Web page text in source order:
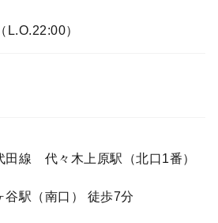
L.O.22:00）
田線 代々木上原駅（北口1番）
駅（南口） 徒歩7分